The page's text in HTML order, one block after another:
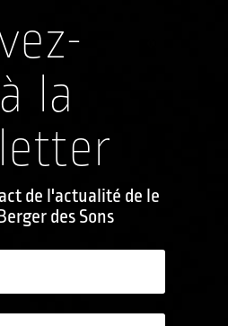
la
de l'actualité de le
des Sons